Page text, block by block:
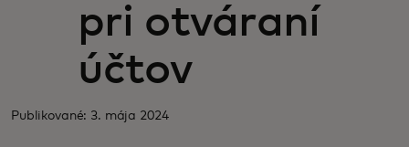
pri otváraní
účtov
Publikované: 3. mája 2024